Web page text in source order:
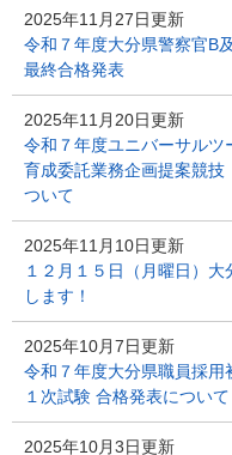
2025年11月27日更新
令和７年度大分県警察官B
最終合格発表
2025年11月20日更新
令和７年度ユニバーサル
育成委託業務企画提案競技
ついて
2025年11月10日更新
１２月１５日（月曜日）
します！
2025年10月7日更新
令和７年度大分県職員採
１次試験 合格発表について
2025年10月3日更新